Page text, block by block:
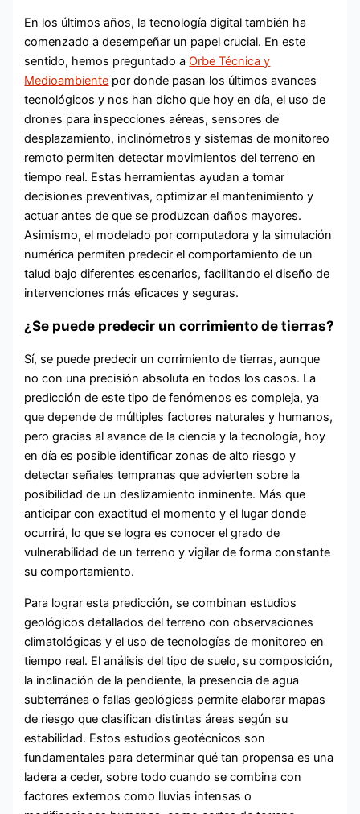
En los últimos años, la tecnología digital también ha
comenzado a desempeñar un papel crucial. En este
sentido, hemos preguntado aOrbe Técnica y
Medioambiente por donde pasan los últimos avances
tecnológicos y nos han dicho que hoy en día, el uso de
drones para inspecciones aéreas, sensores de
desplazamiento, inclinómetros y sistemas de monitoreo
remoto permiten detectar movimientos del terreno en
tiempo real. Estas herramientas ayudan a tomar
decisiones preventivas, optimizar el mantenimiento y
actuar antes de que se produzcan daños mayores.
Asimismo, el modelado por computadora y la simulación
numérica permiten predecir el comportamiento de un
talud bajo diferentes escenarios, facilitando el diseño de
intervenciones más eficaces y seguras.
¿Se puede predecir un corrimiento de tierras?
Sí, se puede predecir un corrimiento de tierras, aunque
no con una precisión absoluta en todos los casos. La
predicción de este tipo de fenómenos es compleja, ya
que depende de múltiples factores naturales y humanos,
pero gracias al avance de la ciencia y la tecnología, hoy
en día es posible identificar zonas de alto riesgo y
detectar señales tempranas que advierten sobre la
posibilidad de un deslizamiento inminente. Más que
anticipar con exactitud el momento y el lugar donde
ocurrirá, lo que se logra es conocer el grado de
vulnerabilidad de un terreno y vigilar de forma constante
su comportamiento.
Para lograr esta predicción, se combinan estudios
geológicos detallados del terreno con observaciones
climatológicas y el uso de tecnologías de monitoreo en
tiempo real. El análisis del tipo de suelo, su composición,
la inclinación de la pendiente, la presencia de agua
subterránea o fallas geológicas permite elaborar mapas
de riesgo que clasifican distintas áreas según su
estabilidad. Estos estudios geotécnicos son
fundamentales para determinar qué tan propensa es una
ladera a ceder, sobre todo cuando se combina con
factores externos como lluvias intensas o